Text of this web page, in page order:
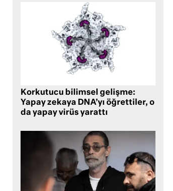
Korkutucu bilimsel gelişme:
Yapay zekaya DNA’yı öğrettiler, o
da yapay virüs yarattı